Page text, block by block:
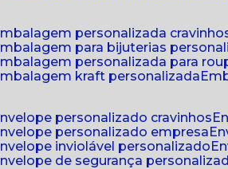
embalagem personalizada
embalagem para bijuterias
embalagem personalizada para
embalagem kraft personalizada
envelope personalizado cravinhos
envelope personalizado empresa
envelope inviolável personalizado
envelope de segurança